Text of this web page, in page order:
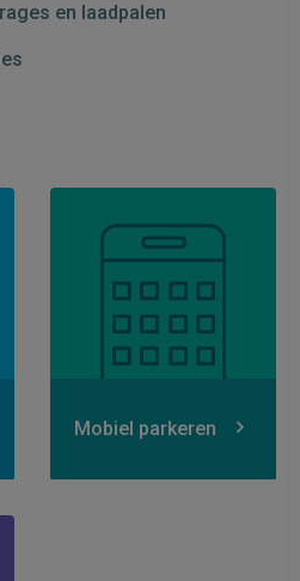
en laadpalen
Mobiel parkeren